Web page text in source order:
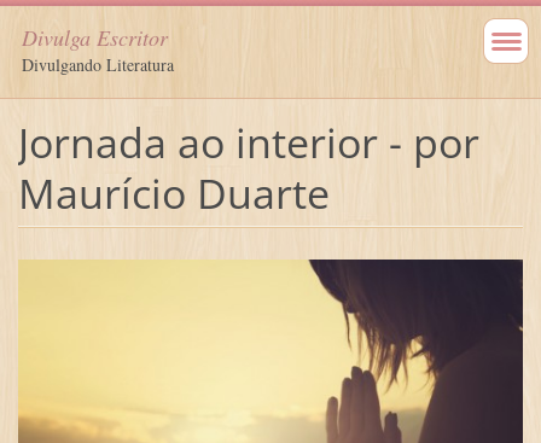
Divulga Escritor
Divulgando Literatura
Jornada ao interior - por
Maurício Duarte